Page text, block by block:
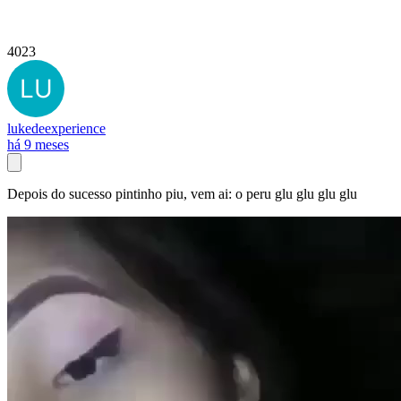
4023
lukedeexperience
há 9 meses
Depois do sucesso pintinho piu, vem ai: o peru glu glu glu glu